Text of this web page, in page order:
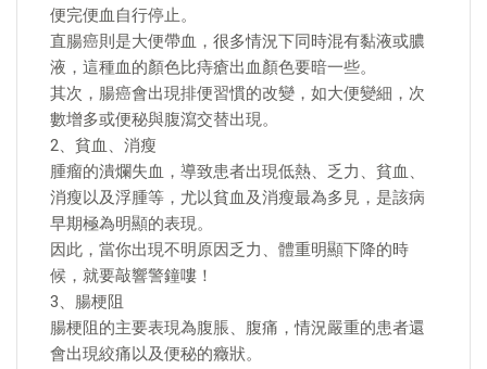
便完便血自行停止。
直腸癌則是大便帶血，很多情況下同時混有黏液或膿
液，這種血的顏色比痔瘡出血顏色要暗一些。
其次，腸癌會出現排便習慣的改變，如大便變細，次
數增多或便秘與腹瀉交替出現。
2、貧血、消瘦
腫瘤的潰爛失血，導致患者出現低熱、乏力、貧血、
消瘦以及浮腫等，尤以貧血及消瘦最為多見，是該病
早期極為明顯的表現。
因此，當你出現不明原因乏力、體重明顯下降的時
候，就要敲響警鐘嘍！
3、腸梗阻
腸梗阻的主要表現為腹脹、腹痛，情況嚴重的患者還
會出現絞痛以及便秘的癥狀。